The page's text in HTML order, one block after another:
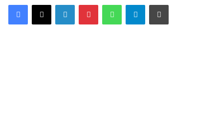
Facebook
X LinkedInPinterestWhatsAppTelegramPrint